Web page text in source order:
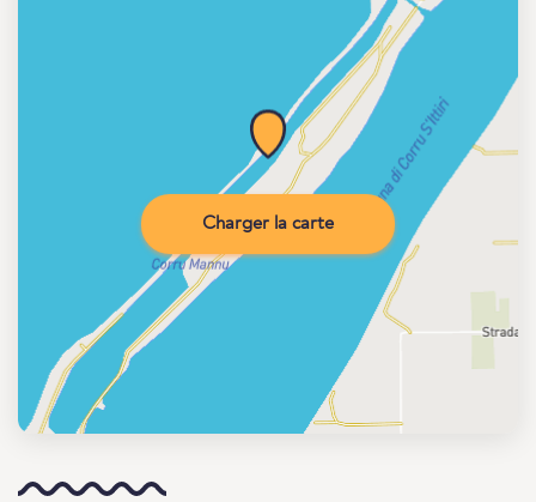
Charger la carte